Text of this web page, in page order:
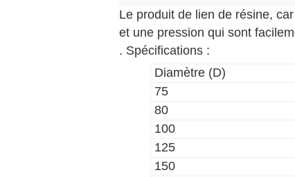
Le produit de lien de résine,
et une pression qui sont
. Spécifications :
Diamètre (D)
75
80
100
125
150